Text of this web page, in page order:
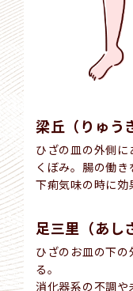
梁丘（りゅう
ひざの皿の外側
くぼみ。腸の働き
下痢気味の時に効
足三里（あし
ひざのお皿の下
る。
消化器系の不調や